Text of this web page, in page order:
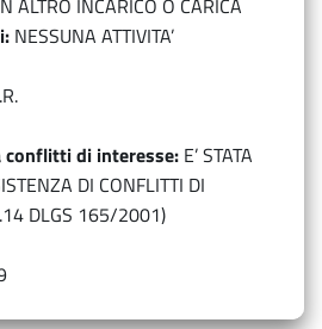
ALTRO INCARICO O CARICA
NESSUNA ATTIVITA’
conflitti di interesse E’ STATA
DI CONFLITTI DI
DLGS 165/2001)